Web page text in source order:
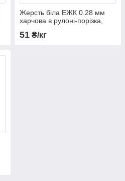
Жерсть біла ЕЖК 0.28 мм
харчова в рулоні-порізка,
51 ₴/кг